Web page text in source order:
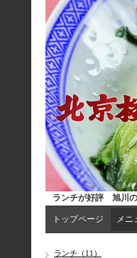
ランチが好評 旭川の
トップページ メニ
ランチ（11）